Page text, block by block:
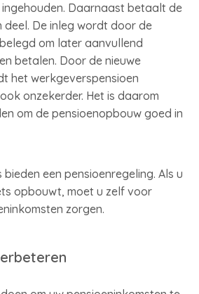
ingehouden. Daarnaast betaalt de
De inleg wordt door de
om later aanvullend
betalen. Door de nieuwe
het werkgeverspensioen
onzekerder. Het is daarom
om de pensioenopbouw goed in
een pensioenregeling. Als u
opbouwt, moet u zelf voor
zorgen.